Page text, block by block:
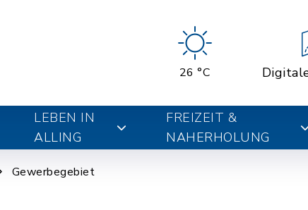
26 °C
LEBEN IN
ALLING
FREIZEIT &
NAHERHOLUNG
Gewerbegebiet